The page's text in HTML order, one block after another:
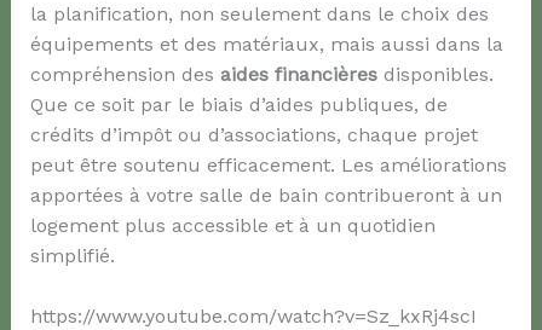
la planification, non seulement dans le choix des
équipements et des matériaux, mais aussi dans la
compréhension des aides financièresdisponibles.
Que ce soit par le biais d’aides publiques, de
crédits d’impôt ou d’associations, chaque projet
peut être soutenu efficacement. Les améliorations
apportées à votre salle de bain contribueront à un
logement plus accessible et à un quotidien
simplifié.
https://www.youtube.com/watch?v=Sz_kxRj4scI